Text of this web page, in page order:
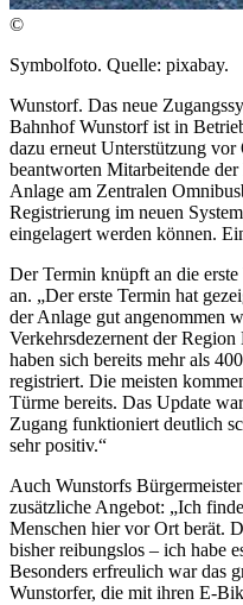
©
Symbolfoto. Quelle: pixabay.
Wunstorf. Das neue
Bahnhof Wunstorf ist in
dazu erneut Unterstützung
beantworten Mitarbeitende
Anlage am Zentralen
Registrierung im neuen
eingelagert werden können.
Der Termin knüpft an die
an. „Der erste Termin hat
der Anlage gut angenommen
Verkehrsdezernent der
haben sich bereits mehr als
registriert. Die meisten
Türme bereits. Das Update
Zugang funktioniert deutlich
sehr positiv.“
Auch Wunstorfs
zusätzliche Angebot: „Ich
Menschen hier vor Ort berät.
bisher reibungslos – ich habe
Besonders erfreulich war das
Wunstorfer, die mit ihren E-